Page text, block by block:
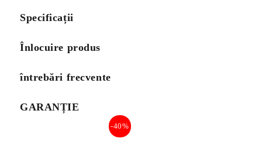
Specificații
Înlocuire produs
întrebări frecvente
GARANȚIE
-40%